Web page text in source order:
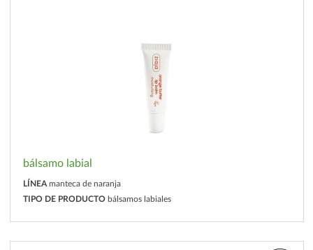
bálsamo labial
LÍNEA manteca de naranja
TIPO DE PRODUCTO bálsamos labiales